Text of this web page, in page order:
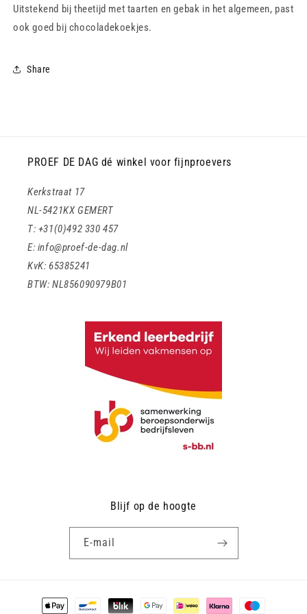
Uitstekend bij theetijd met taarten en gebak in het algemeen, past
ook goed bij chocoladekoekjes.
Share
PROEF DE DAG dé winkel voor fijnproevers
Kerkstraat 17
NL-5421KX GEMERT
T: +31(0)492 330 457
E: info@proef-de-dag.nl
KvK: 65385241
BTW: NL856090979B01
Blijf op de hoogte
E‑mail
Betaalmethoden